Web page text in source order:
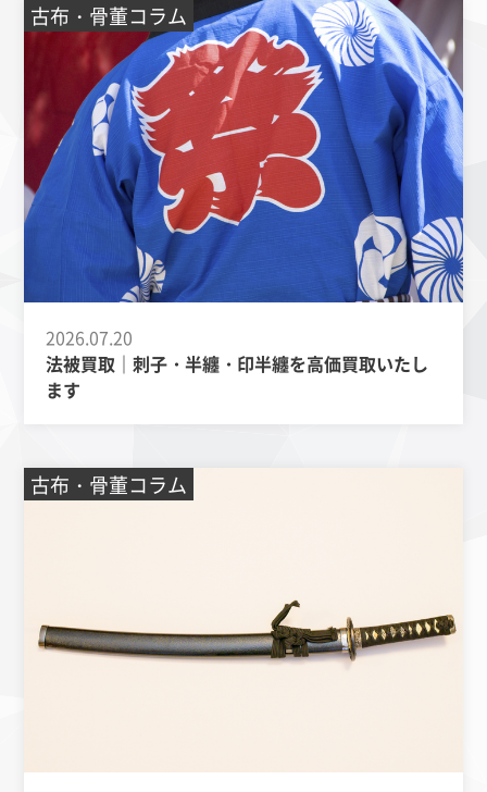
古布・骨董コラム
2026.07.20
法被買取｜刺子・半纏・印半纏を高価買取いたし
ます
古布・骨董コラム